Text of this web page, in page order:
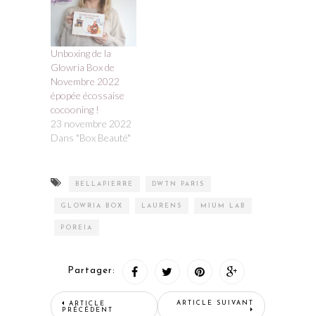
Unboxing de la
Glowria Box de
Novembre 2022
épopée écossaise
cocooning !
23 novembre 2022
Dans "Box Beauté"
BELLAPIERRE DWTN PARIS
GLOWRIA BOX LAURENS MIUM LAB
POREIA
Partager:
ARTICLE
PRÉCÉDENT
ARTICLE SUIVANT